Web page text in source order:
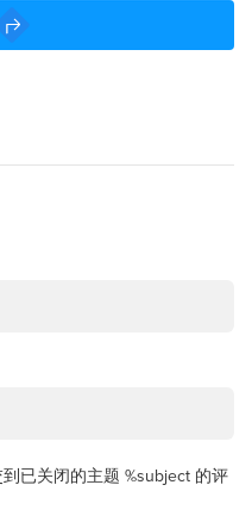
已关闭的主题 %subject 的评